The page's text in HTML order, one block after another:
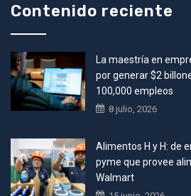
Contenido reciente
La maestría en
por generar $2
100,000 empleos
8 julio, 2026
Alimentos H y H: de
pyme que provee
Walmart